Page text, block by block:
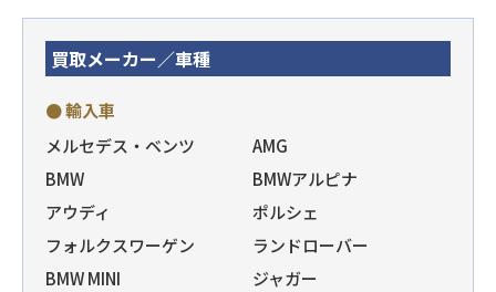
買取メーカー／車種
● 輸入車
メルセデス・ベンツ
AMG
BMW
BMWアルピナ
アウディ
ポルシェ
フォルクスワーゲン
ランドローバー
BMW MINI
ジャガー